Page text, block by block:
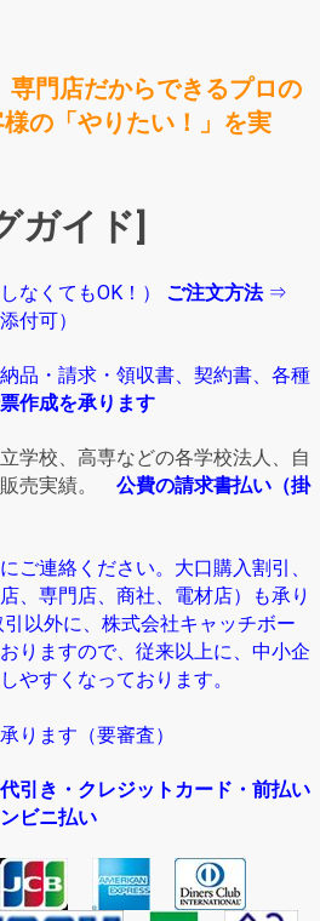
専門店だからできるプロの
の「やりたい！」を実
ガイド]
なくてもOK！） ご注文方法⇒
付可）
品・請求・領収書、契約書、各種
作成を承ります
学校、高専などの各学校法人、自
売実績。
公費の請求書払い（掛
ご連絡ください。大口購入割引、
、専門店、商社、電材店）も承り
以外に、株式会社キャッチボー
りますので、従来以上に、中小企
やすくなっております。
ります（要審査）
き・クレジットカード・前払い
ビニ払い